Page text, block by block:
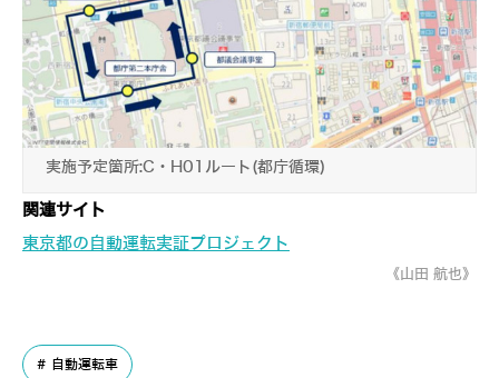
実施予定箇所:C・H01ルート(都庁循環)
関連サイト
東京都の自動運転実証プロジェクト
《山田 航也》
自動運転車